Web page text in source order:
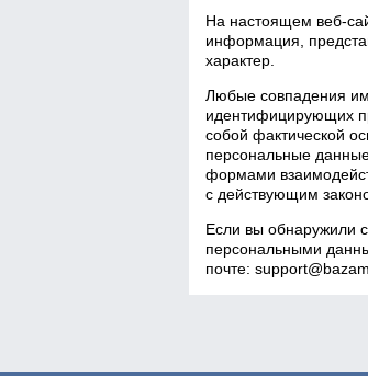
На настоящем
информация,
характер.
Любые совпадения
идентифицирующих
собой фактической
персональные
формами
с действующим
Если вы обнаружили
персональными
почте: